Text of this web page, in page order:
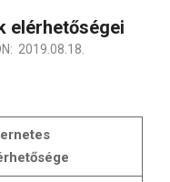
elérhetőségei
2019.08.18.